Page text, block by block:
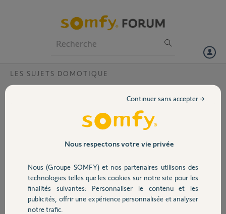
Volet
Sécurité
Domotique
LES SUJETS DOMOTIQUE
Appairage Freebox DELTA et volet IO, faut-
J'arrive bien a etablir une connexion entre un volet Oximo et ma
freebox DELTA mais a la fin de l'association j'ai un erreur "Erreur lors
Je touche au but mais ca ne finit pas, faut il un compte somfy comme
avec Tahoma?
Cedric T.
il y a plus de 7 ans
Nous respectons votre vie privée
Nous (Groupe SOMFY) et nos partenaires utilisons des
technologies telles que les cookies sur notre site pour les
finalités suivantes: Personnaliser le contenu et les
publicités, offrir une expérience personnalisée et analyser
notre trafic.
Continuer sans accepter →